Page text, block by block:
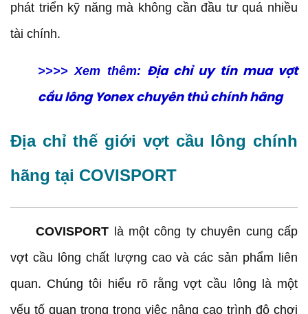
phát triển kỹ năng mà không cần đầu tư quá nhiều
tài chính.
>>>> Xem thêm: Địa chỉ uy tín mua vợt
cầu lông Yonex chuyên thủ chính hãng
Địa chỉ thế giới vợt cầu lông chính
hãng tại COVISPORT
COVISPORT là một công ty chuyên cung cấp
vợt cầu lông chất lượng cao và các sản phẩm liên
quan. Chúng tôi hiểu rõ rằng vợt cầu lông là một
yếu tố quan trọng trong việc nâng cao trình độ chơi